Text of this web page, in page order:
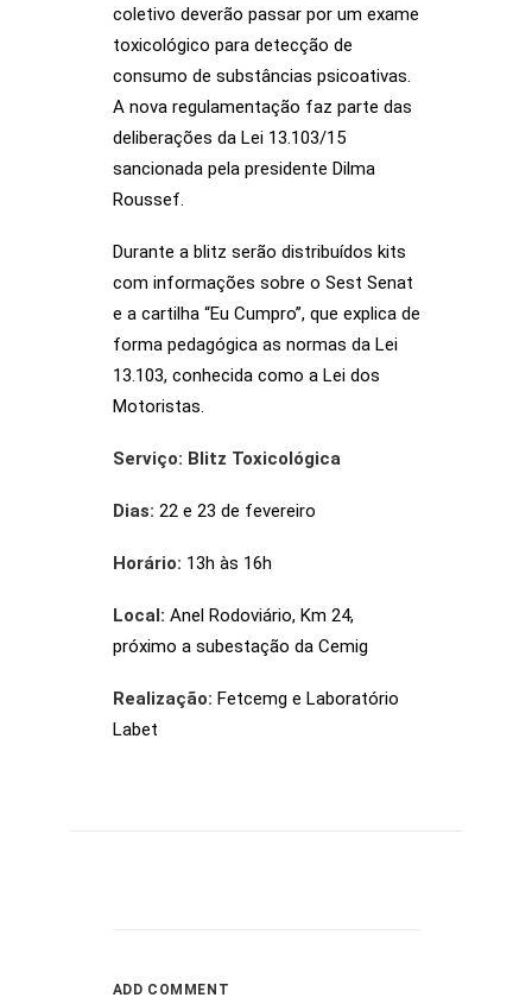
coletivo deverão passar por um exame
toxicológico para detecção de
consumo de substâncias psicoativas.
A nova regulamentação faz parte das
deliberações da Lei 13.103/15
sancionada pela presidente Dilma
Roussef.
Durante a blitz serão distribuídos kits
com informações sobre o Sest Senat
e a cartilha “Eu Cumpro”, que explica de
forma pedagógica as normas da Lei
13.103, conhecida como a Lei dos
Motoristas.
Serviço: Blitz Toxicológica
Dias: 22 e 23 de fevereiro
Horário: 13h às 16h
Local: Anel Rodoviário, Km 24,
próximo a subestação da Cemig
Realização: Fetcemg e Laboratório
Labet
ADD COMMENT